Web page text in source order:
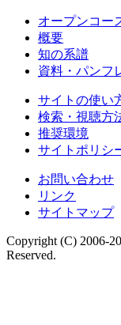
オープンコー
概要
知の系譜
資料・パンフ
サイトの使い
検索・視聴方
推奨環境
サイトポリシ
お問い合わせ
リンク
サイトマップ
Copyright (C) 2006-
Reserved.